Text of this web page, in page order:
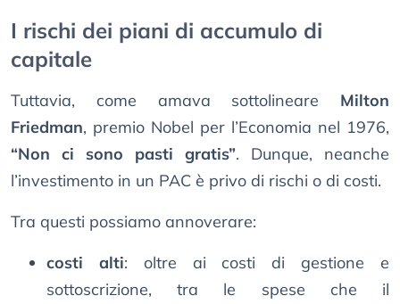
I rischi dei piani di accumulo di
capitale
Tuttavia, come amava sottolineare Milton
Friedman, premio Nobel per l’Economia nel 1976,
“Non ci sono pasti gratis”. Dunque, neanche
l’investimento in un PAC è privo di rischi o di costi.
Tra questi possiamo annoverare:
costi alti: oltre ai costi di gestione e
sottoscrizione, tra le spese che il